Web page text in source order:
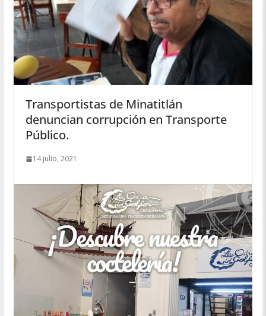
Transportistas de Minatitlán
denuncian corrupción en Transporte
Público.
14 julio, 2021